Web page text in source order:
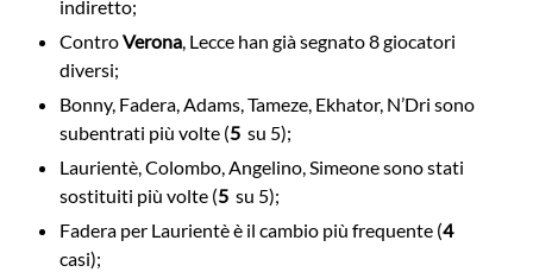
indiretto;
ControVerona, Lecce han già segnato 8 giocatori
diversi;
Bonny, Fadera, Adams, Tameze, Ekhator, N’Dri sono
subentrati più volte (5 su 5);
Laurientè, Colombo, Angelino, Simeone sono stati
sostituiti più volte (5 su 5);
Fadera per Laurientè è il cambio più frequente (4
casi);